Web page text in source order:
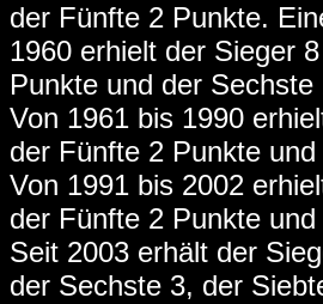
der Fünfte 2 Punkte.
1960 erhielt der Sieger
Punkte und der Sechste
Von 1961 bis 1990
der Fünfte 2 Punkte
Von 1991 bis 2002
der Fünfte 2 Punkte
Seit 2003 erhält der
der Sechste 3, der